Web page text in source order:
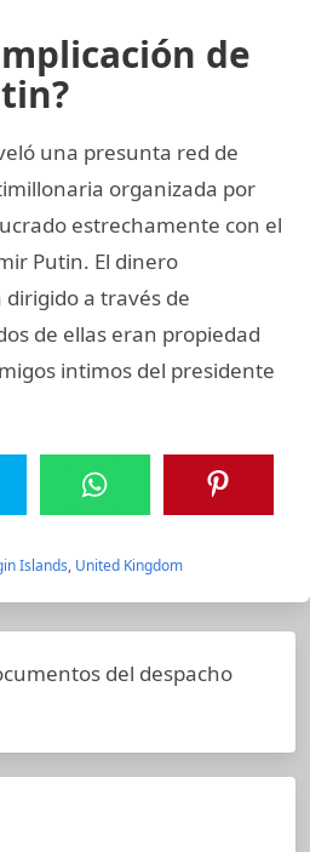
de
una presunta red de
organizada por
estrechamente con el
Putin. El dinero
a través de
de ellas eran propiedad
intimos del presidente
Islands, United Kingdom
del despacho